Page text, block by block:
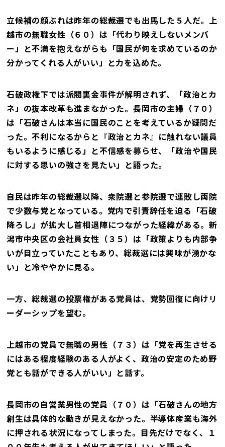
立候補の顔ぶれは昨年の総裁選でも出馬した５人だ。上
越市の無職女性（６０）は「代わり映えしないメンバ
ー」と不満を抱えながらも「国民が何を求めているのか
分かってくれる人がいい」と力を込めた。
石破政権下では派閥裏金事件が解明されず、「政治とカ
ネ」の抜本改革も進まなかった。長岡市の主婦（７０）
は「石破さんは本当に国民のことを考えているか疑問だ
った。不利になるからと『政治とカネ』に触れない議員
もいるように感じる」と不信感を募らせ、「政治や国民
に対する思いの強さを見たい」と語った。
自民は昨年の総裁選以降、衆院選と参院選で連敗し両院
で少数与党となっている。党内で引責辞任を迫る「石破
降ろし」が拡大し首相退陣につながった経緯がある。新
潟市中央区の会社員女性（３５）は「政策よりも内部争
いが目立っていたこともあり、総裁選には興味が湧かな
い」と冷ややかに見る。
一方、総裁選の投票権がある党員は、党勢回復に向けリ
ーダーシップを望む。
上越市の党員で無職の男性（７３）は「党を再生させる
にはある程度経験のある人がよく、政治の安定のため野
党とも話ができる人がいい」と話す。
長岡市の自営業男性の党員（７０）は「石破さんの地方
創生は具体的な動きが見えなかった。半導体産業も海外
に押される状況になってしまった。目先だけでなく、１